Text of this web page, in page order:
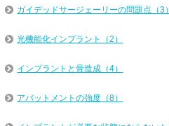
ガイデッドサージェーリーの問題点（3）
光機能化インプラント（2）
インプラントと骨造成（4）
アバットメントの強度（8）